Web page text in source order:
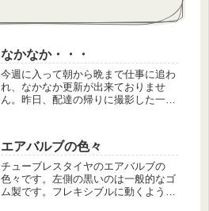
なかなか・・・
今週に入って朝から晩まで仕事に追わ
れ、なかなか更新が出来ておりませ
ん。昨日、配達の帰りに撮影した一枚
にはあったような気がしますのでもう
40年近くは経つのでしょうか？風景の
一...
エアバルブの色々
チューブレスタイヤのエアバルブの
色々です。左側の黒いのは一般的なゴ
ム製です。フレキシブルに動くように